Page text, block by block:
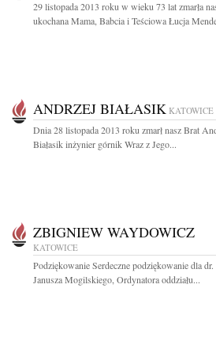
29 listopada 2013 roku w wieku 73 lat zmarła
ukochana Mama, Babcia i Teściowa Łucja
ANDRZEJ BIAŁASIK KATOWICE
Dnia 28 listopada 2013 roku zmarł nasz Brat
Białasik inżynier górnik Wraz z Jego...
ZBIGNIEW WAYDOWICZ
KATOWICE
Podziękowanie Serdeczne podziękowanie dla dr.
Janusza Mogilskiego, Ordynatora oddziału...